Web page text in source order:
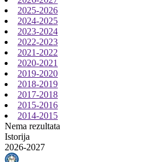
2025-2026
2024-2025
2023-2024
2022-2023
2021-2022
2020-2021
2019-2020
2018-2019
2017-2018
2015-2016
2014-2015
Nema rezultata
Istorija
2026-2027